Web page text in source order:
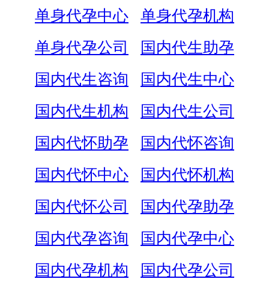
单身代孕中心
单身代孕机构
单身代孕公司
国内代生助孕
国内代生咨询
国内代生中心
国内代生机构
国内代生公司
国内代怀助孕
国内代怀咨询
国内代怀中心
国内代怀机构
国内代怀公司
国内代孕助孕
国内代孕咨询
国内代孕中心
国内代孕机构
国内代孕公司